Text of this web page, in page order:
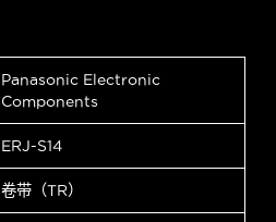
Panasonic Electronic
Components
ERJ-S14
卷带（TR）